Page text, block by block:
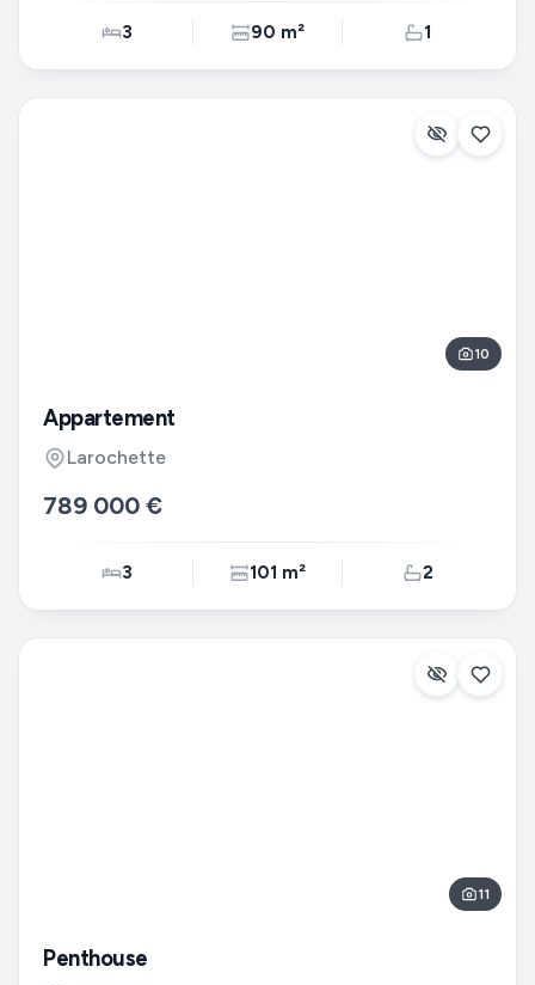
3 90 m² 1
10
Appartement
Larochette
789 000 €
3 101 m² 2
11
Penthouse